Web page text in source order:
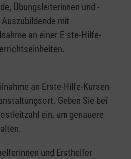
Übungsleiterinnen und -
mit
an einer Erste-Hilfe-
an Erste-Hilfe-Kursen
Geben Sie bei
ein, um genauere
und Ersthelfer